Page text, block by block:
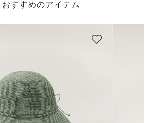
おすすめのアイテム